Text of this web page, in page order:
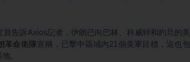
告訴Axios記者，伊朗已向巴林、科威特和約旦的美
革命衛隊宣稱，已擊中區域內21個美軍目標，這也包
。